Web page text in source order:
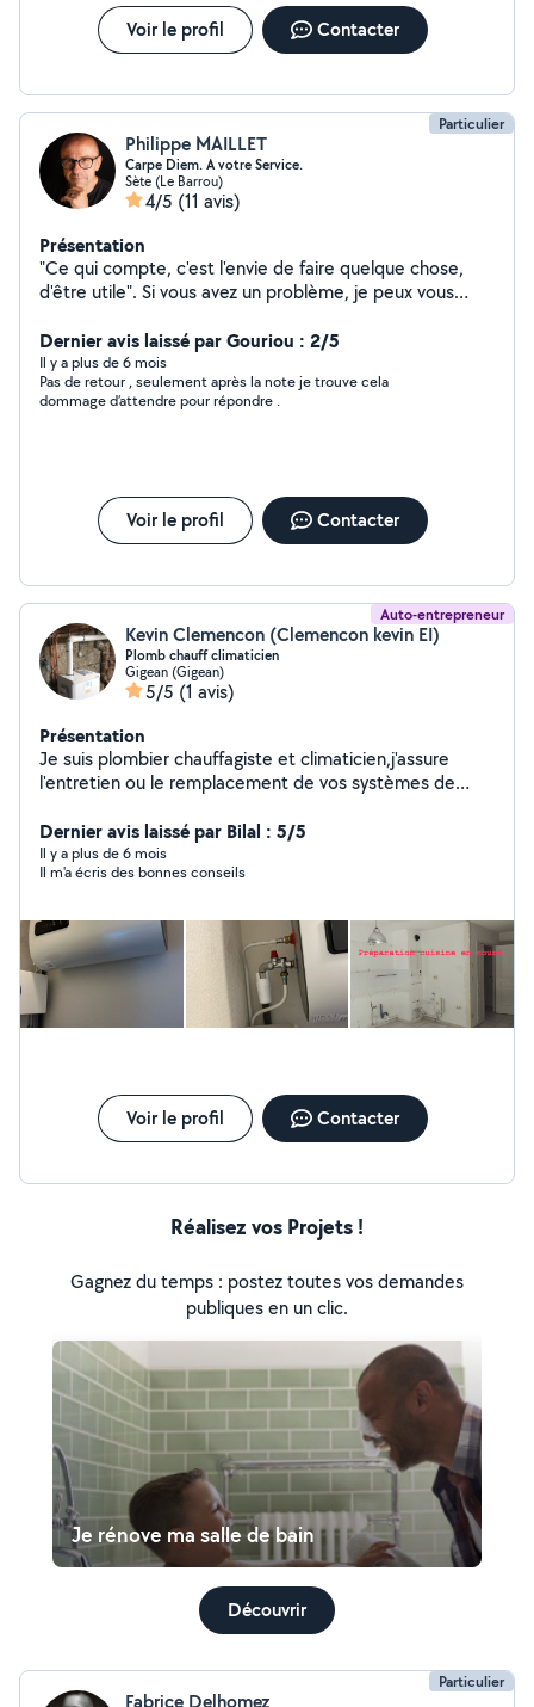
Voir le profil Contacter
Particulier
Philippe MAILLET
Carpe Diem. A votre Service.
Sète (Le Barrou)
4/5 (11 avis)
Présentation
"Ce qui compte, c'est l'envie de faire quelque chose,
d'être utile". Si vous avez un problème, je peux vous
choses qui m'animent. Polyvalent, une vraie culture du
bricolage. Des compétences réelles et surtout une
grande expérience de situations complexes.
Dernier avis laissé par Gouriou : 2/5
Il y a plus de 6 mois
Pas de retour , seulement après la note je trouve cela
dommage d’attendre pour répondre .
Voir le profil Contacter
Auto-entrepreneur
Kevin Clemencon (Clemencon kevin EI)
Plomb chauff climaticien
Gigean (Gigean)
5/5 (1 avis)
Présentation
Je suis plombier chauffagiste et climaticien,j'assure
l'entretien ou le remplacement de vos systèmes de
dépannage ainsi que pour les dépannages plomberie .
Créateur de salle de bains et de cuisine ,remplacement
de vos sanitaires ou ballon électrique. Pose de petite
Dernier avis laissé par Bilal : 5/5
Il y a plus de 6 mois
Il m'a écris des bonnes conseils
Voir le profil Contacter
Réalisez vos Projets !
Gagnez du temps : postez toutes vos demandes
publiques en un clic.
Je rénove ma salle de bain
Découvrir
Particulier
Fabrice Delhomez